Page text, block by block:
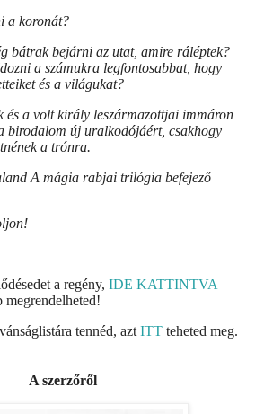
a koronát?
bátrak bejárni az utat, amire ráléptek?
a számukra legfontosabbat, hogy
és a világukat?
és a volt király leszármazottjai immáron
birodalom új uralkodójáért, csakhogy
a trónra.
A mágia rabjai trilógia befejező
a regény, IDE KATTINTVA
megrendelheted!
tennéd, azt ITT teheted meg.
A szerzőről